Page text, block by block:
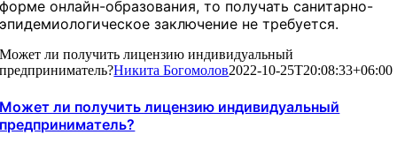
форме онлайн-образования, то получать санитарно-
эпидемиологическое заключение не требуется.
Может ли получить лицензию индивидуальный
предприниматель?Никита Богомолов2022-10-25T20:08:33+06:00
Может ли получить лицензию индивидуальный
предприниматель?